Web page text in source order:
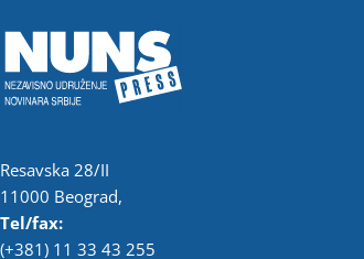
Resavska 28/II
11000 Beograd,
Tel/fax:
(+381) 11 33 43 255